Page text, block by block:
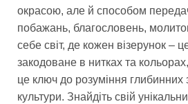
окрасою, але й способом
побажань, благословень,
себе світ, де кожен візерунок –
закодоване в нитках та
це ключ до розуміння глибинних
культури. Знайдіть свій